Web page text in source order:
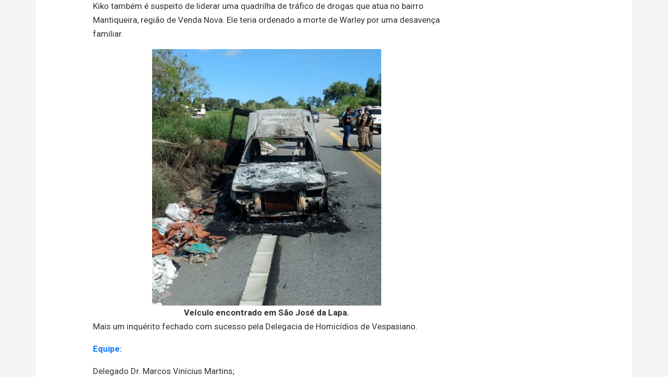
Kiko também é suspeito de liderar uma quadrilha de tráfico de drogas que atua no bairro
Mantiqueira, região de Venda Nova. Ele teria ordenado a morte de Warley por uma desavença
familiar.
Veículo encontrado em São José da Lapa.
Mais um inquérito fechado com sucesso pela Delegacia de Homicídios de Vespasiano.
Equipe:
Delegado Dr. Marcos Vinícius Martins;